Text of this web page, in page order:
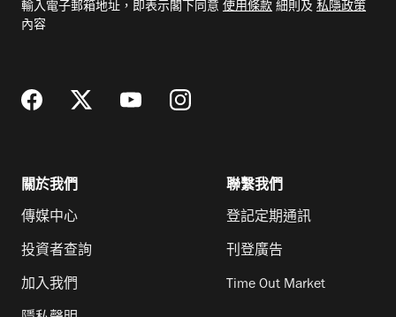
郵
輸入電子郵箱地址，即表示閣下同意 使用條款 細則及 私隱政策
內容
關於我們
傳媒中心
投資者查詢
加入我們
聯繫我們
登記定期通訊
刊登廣告
Time Out Market